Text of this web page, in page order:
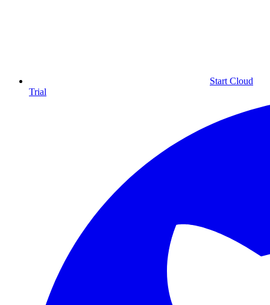
Start Cloud
Trial